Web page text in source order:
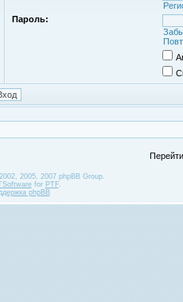
Пароль:
2005, 2007 phpBB Group.
for PTF.
phpBB